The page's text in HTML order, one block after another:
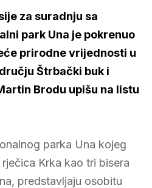
za suradnju sa
park Una je pokrenuo
prirodne vrijednosti u
Štrbački buk i
Brodu upišu na listu
parka Una kojeg
Krka kao tri bisera
predstavljaju osobitu